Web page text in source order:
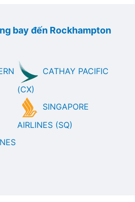
bay đến Rockhampton
CATHAY PACIFIC
(CX)
SINGAPORE
AIRLINES (SQ)